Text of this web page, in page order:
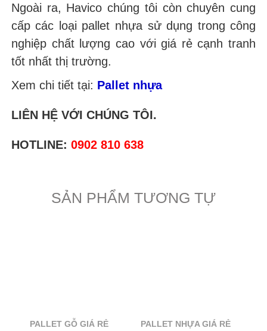
Ngoài ra, Havico chúng tôi còn chuyên cung
cấp các loại pallet nhựa sử dụng trong công
nghiệp chất lượng cao với giá rẻ cạnh tranh
tốt nhất thị trường.
Xem chi tiết tại: Pallet nhựa
LIÊN HỆ VỚI CHÚNG TÔI.
HOTLINE: 0902 810 638
SẢN PHẨM TƯƠNG TỰ
PALLET GỖ GIÁ RẺ PALLET NHỰA GIÁ RẺ